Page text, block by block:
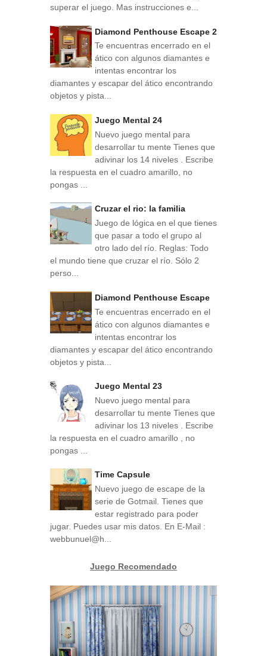
superar el juego. Mas instrucciones e...
Diamond Penthouse Escape 2
Te encuentras encerrado en el
ático con algunos diamantes e
intentas encontrar los
diamantes y escapar del ático encontrando
objetos y pista...
Juego Mental 24
Nuevo juego mental para
desarrollar tu mente Tienes que
adivinar los 14 niveles . Escribe
la respuesta en el cuadro amarillo, no
pongas ...
Cruzar el rio: la familia
Juego de lógica en el que tienes
que pasar a todo el grupo al
otro lado del río. Reglas: Todo
el mundo tiene que cruzar el río. Sólo 2
perso...
Diamond Penthouse Escape
Te encuentras encerrado en el
ático con algunos diamantes e
intentas encontrar los
diamantes y escapar del ático encontrando
objetos y pista...
Juego Mental 23
Nuevo juego mental para
desarrollar tu mente Tienes que
adivinar los 13 niveles . Escribe
la respuesta en el cuadro amarillo , no
pongas ...
Time Capsule
Nuevo juego de escape de la
serie de Gotmail. Tienes que
estar registrado para poder
jugar. Puedes usar mis datos. En E-Mail :
webbunuel@h...
Juego Recomendado